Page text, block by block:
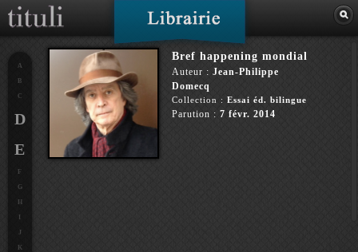
Bref happening mondial
Auteur : Jean-Philippe
Domecq
Collection : Essai éd. bilingue
Parution : 7 févr. 2014
A
B
C
D
E
F
G
H
J
K